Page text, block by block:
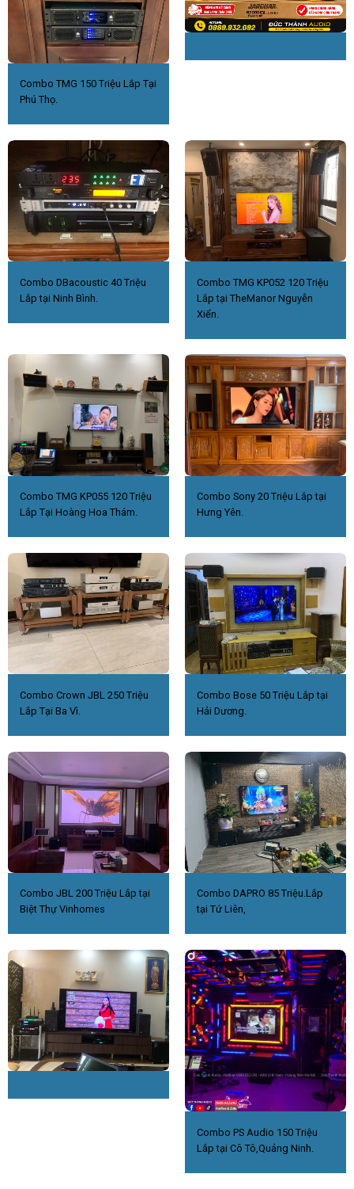
Combo TMG 150 Triệu Lắp Tại
Phú Thọ.
Combo DBacoustic 40 Triệu
Lắp tại Ninh Bình.
Combo TMG KP052 120 Triệu
Lắp tại TheManor Nguyễn
Xiển.
Combo TMG KP055 120 Triệu
Lắp Tại Hoàng Hoa Thám.
Combo Sony 20 Triệu Lắp tại
Hưng Yên.
Combo Crown JBL 250 Triệu
Lắp Tại Ba Vì.
Combo Bose 50 Triệu Lắp tại
Hải Dương.
Combo JBL 200 Triệu Lắp tại
Biệt Thự Vinhomes
Combo DAPRO 85 Triệu.Lắp
tại Tứ Liên,
Combo PS Audio 150 Triệu
Lắp tại Cô Tô,Quảng Ninh.